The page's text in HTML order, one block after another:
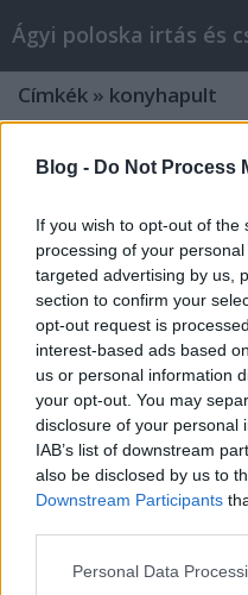
Blog - Do Not Process
If you wish to opt-out of
processing of your
targeted advertising by us,
section to confirm your
opt-out request is
interest-based ads based
us or personal information
your opt-out. You may
disclosure of your personal
IAB’s list of downstream
also be disclosed by us to
Downstream Participants
Please note that this
Personal Data
Ágyi poloska irtás és
Címkék » konyhapult
Internet
Videókártya olcsón•2022. január
Internet Marketing
Önt Az online világban
márkáját, hogy az
Itt jön jól az okos
látogatóknak
nagyobb forgalmat és
Hogyan
marketingből -
használathoz